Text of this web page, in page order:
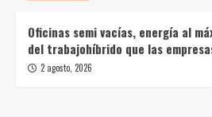
Oficinas semi vacías, energía al
del trabajohíbrido que las
2 agosto, 2026